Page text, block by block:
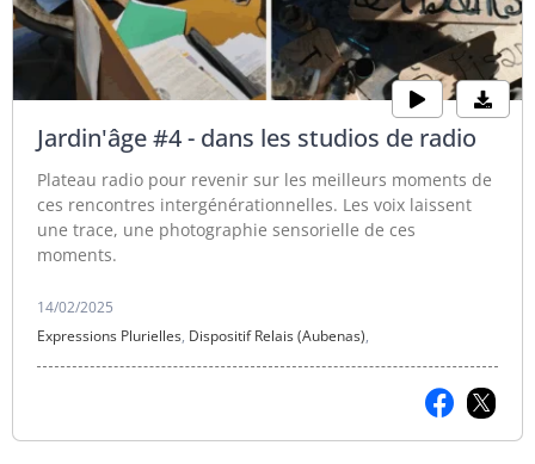
Jardin'âge #4 - dans les studios de radio
Plateau radio pour revenir sur les meilleurs moments de
ces rencontres intergénérationnelles. Les voix laissent
une trace, une photographie sensorielle de ces
moments.
14/02/2025
Expressions Plurielles, Dispositif Relais (Aubenas),